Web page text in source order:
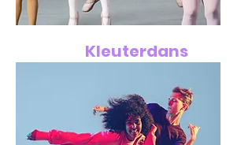
Kleuterdans